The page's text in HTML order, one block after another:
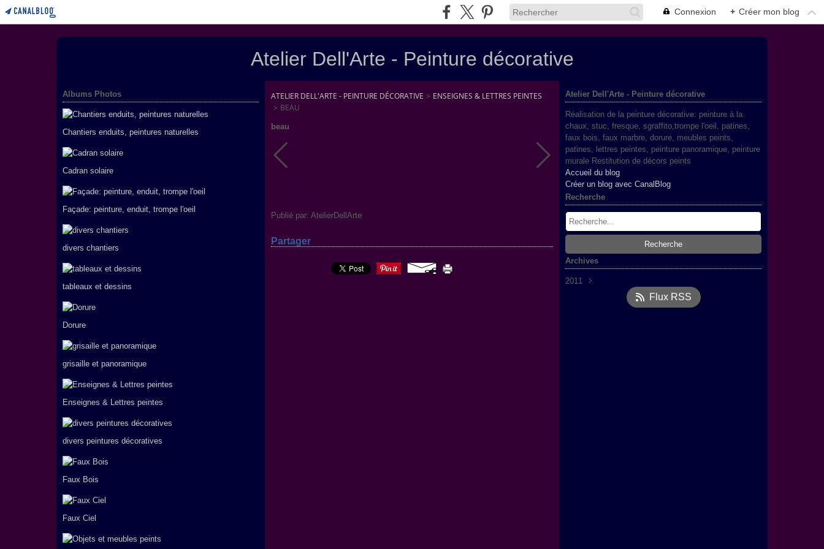
Connexion + Créer mon blog
Atelier Dell'Arte - Peinture décorative
Albums Photos
Chantiers enduits, peintures naturelles
Cadran solaire
Façade: peinture, enduit, trompe l'oeil
divers chantiers
tableaux et dessins
Dorure
grisaille et panoramique
Enseignes & Lettres peintes
divers peintures décoratives
Faux Bois
Faux Ciel
ATELIER DELL'ARTE - PEINTURE DÉCORATIVE > ENSEIGNES & LETTRES PEINTES
> BEAU
beau
Publié par: AtelierDellArte
Partager
Atelier Dell'Arte - Peinture décorative
Réalisation de la peinture décorative: peinture à la
chaux, stuc, fresque, sgraffito,trompe l'oeil, patines,
faux bois, faux marbre, dorure, meubles peints,
patines, lettres peintes, peinture panoramique, peinture
murale Restitution de décors peints
Accueil du blog
Créer un blog avec CanalBlog
Recherche
Archives
2011
Flux RSS